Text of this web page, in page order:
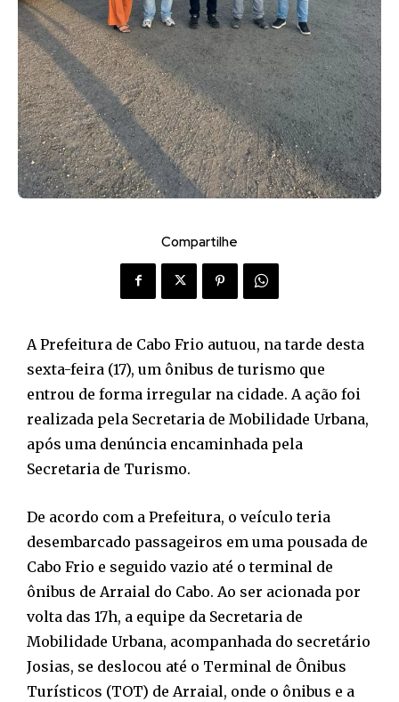
Compartilhe
A Prefeitura de Cabo Frio autuou, na tarde desta
sexta-feira (17), um ônibus de turismo que
entrou de forma irregular na cidade. A ação foi
realizada pela Secretaria de Mobilidade Urbana,
após uma denúncia encaminhada pela
Secretaria de Turismo.
De acordo com a Prefeitura, o veículo teria
desembarcado passageiros em uma pousada de
Cabo Frio e seguido vazio até o terminal de
ônibus de Arraial do Cabo. Ao ser acionada por
volta das 17h, a equipe da Secretaria de
Mobilidade Urbana, acompanhada do secretário
Josias, se deslocou até o Terminal de Ônibus
Turísticos (TOT) de Arraial, onde o ônibus e a